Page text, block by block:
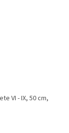
VI - IX, 50 cm,